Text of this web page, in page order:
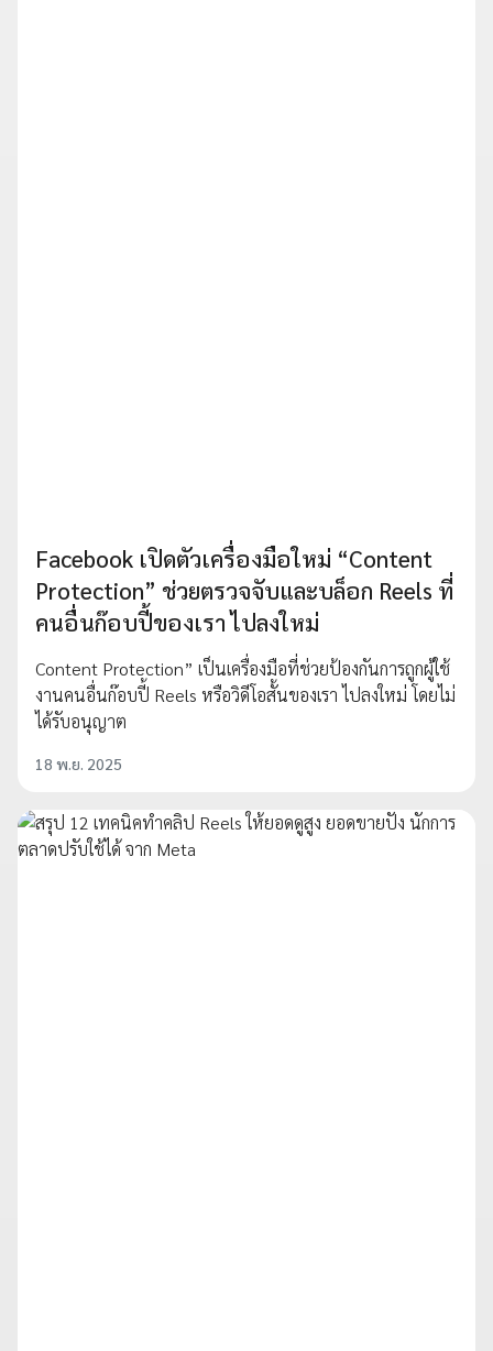
Facebook เปิดตัวเครื่องมือใหม่ “Content
Protection” ช่วยตรวจจับและบล็อก Reels ที่
คนอื่นก๊อบปี้ของเรา ไปลงใหม่
Content Protection” เป็นเครื่องมือที่ช่วยป้องกันการถูกผู้ใช้
งานคนอื่นก๊อบปี้ Reels หรือวิดีโอสั้นของเรา ไปลงใหม่ โดยไม่
ได้รับอนุญาต
18 พ.ย. 2025